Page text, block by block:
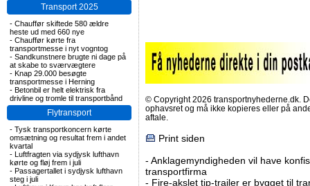
Transport 2025
- Chauffør skiftede 580 ældre
heste ud med 660 nye
- Chauffør kørte fra
transportmesse i nyt vogntog
- Sandkunstnere brugte ni dage på
at skabe to sværvægtere
- Knap 29.000 besøgte
transportmesse i Herning
- Betonbil er helt elektrisk fra
drivline og tromle til transportbånd
Flytransport
- Tysk transportkoncern kørte
omsætning og resultat frem i andet
kvartal
- Luftfragten via sydjysk lufthavn
kørte og fløj frem i juli
- Passagertallet i sydjysk lufthavn
steg i juli
© Copyright 2026 transportnyhederne.dk.
ophavsret og må ikke kopieres eller på
aftale.
Print siden
- Anklagemyndigheden vil have
transportfirma
- Fire-akslet tip-trailer er bygget til